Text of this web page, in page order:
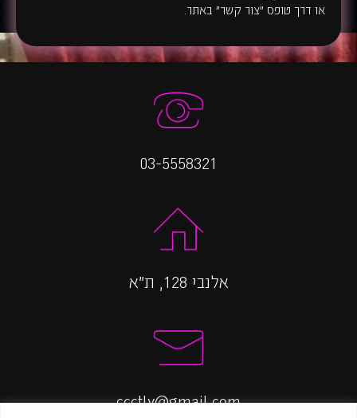
או דרך טופס "צור קשר" באתר.
03-5558321
אלנבי 128, ת״א
ccctlv@gmail.com